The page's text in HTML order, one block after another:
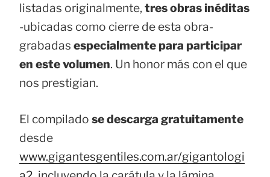
listadas originalmente, tres obras inéditas
-ubicadas como cierre de esta obra-
grabadas especialmente para participar
en este volumen. Un honor más con el que
nos prestigian.
El compilado se descarga gratuitamente
desde
www.gigantesgentiles.com.ar/gigantologi